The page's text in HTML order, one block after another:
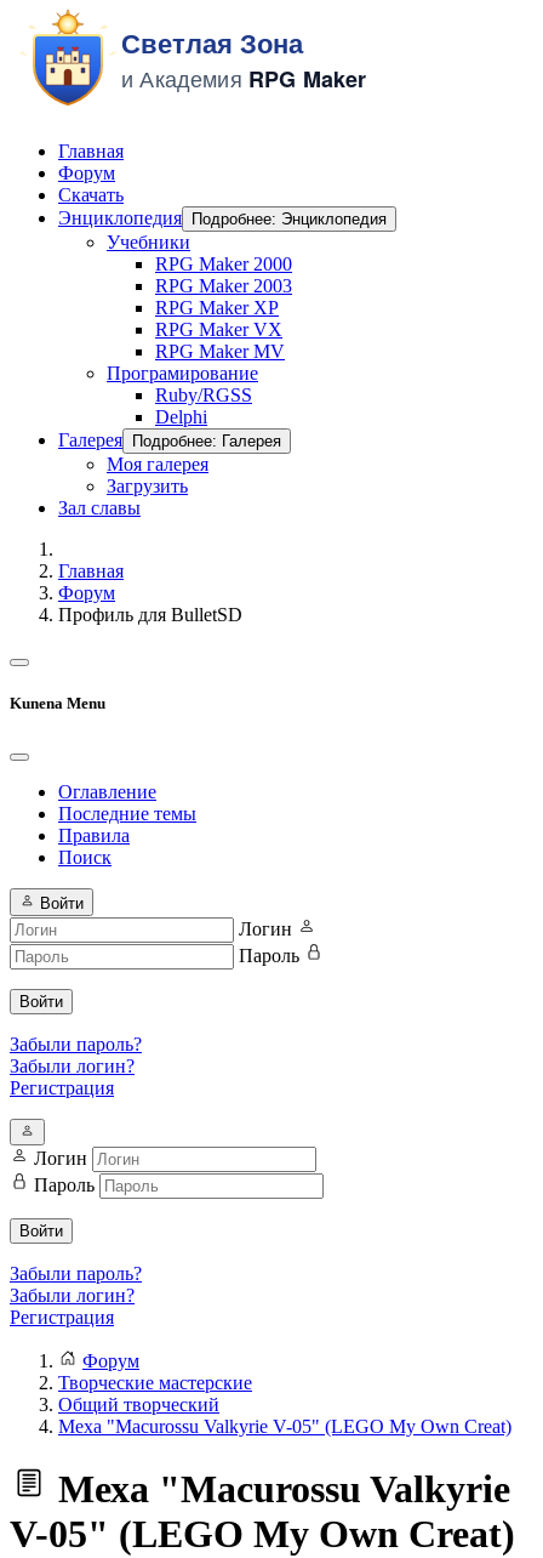
Главная
Форум
Скачать
Энциклопедия
Подробнее: Энциклопедия
Учебники
RPG Maker 2000
RPG Maker 2003
RPG Maker XP
RPG Maker VX
RPG Maker MV
Програмирование
Ruby/RGSS
Delphi
Галерея
Подробнее: Галерея
Моя галерея
Загрузить
Зал славы
Главная
Форум
Профиль для BulletSD
Kunena Menu
Оглавление
Последние темы
Правила
Поиск
Войти
Логин
Пароль
Войти
Забыли пароль?
Забыли логин?
Регистрация
Логин
Пароль
Войти
Забыли пароль?
Забыли логин?
Регистрация
Форум
Творческие мастерские
Общий творческий
Меха "Macurossu Valkyrie V-05" (LEGO My Own Creat)
Меха "Macurossu Valkyrie
V-05" (LEGO My Own Creat)